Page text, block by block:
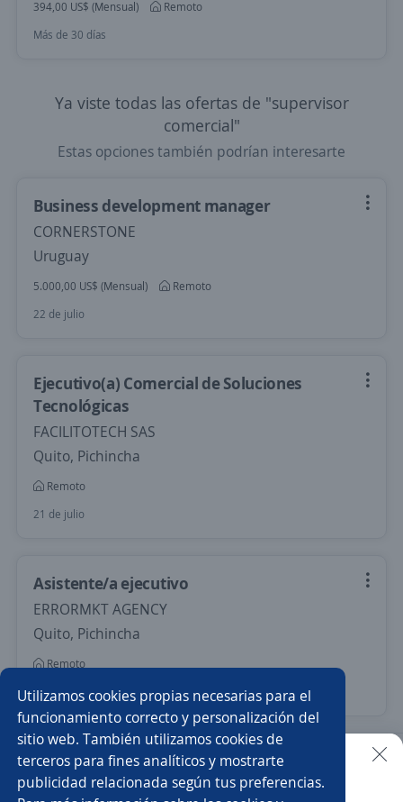
Utilizamos cookies propias necesarias para el
funcionamiento correcto y personalización del
sitio web. También utilizamos cookies de
terceros para fines analíticos y mostrarte
publicidad relacionada según tus preferencias.
394,00 US$ (Mensual)
Remoto
Más de 30 días
Ya viste todas las ofertas de "supervisor
comercial"
Estas opciones también podrían interesarte
Business development manager
CORNERSTONE
Uruguay
5.000,00 US$ (Mensual)
Remoto
22 de julio
Ejecutivo(a) Comercial de Soluciones
Tecnológicas
FACILITOTECH SAS
Quito, Pichincha
Remoto
21 de julio
Asistente/a ejecutivo
ERRORMKT AGENCY
Quito, Pichincha
Remoto
Más de 30 días
Nuevas ofertas de empleo Avísame
Buscar es más fácil en la app